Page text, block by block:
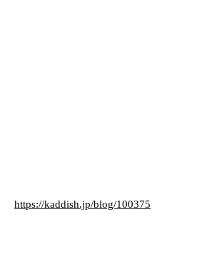
https://kaddish.jp/blog/100375